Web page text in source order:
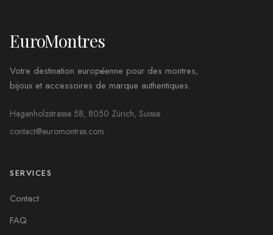
EuroMontres
Votre destination européenne pour des montres,
bijoux et accessoires de marque authentiques.
Hagenholzstrasse 58, 8050 Zürich, Suisse
contact@euromontres.com
SERVICES
Contact
FAQ